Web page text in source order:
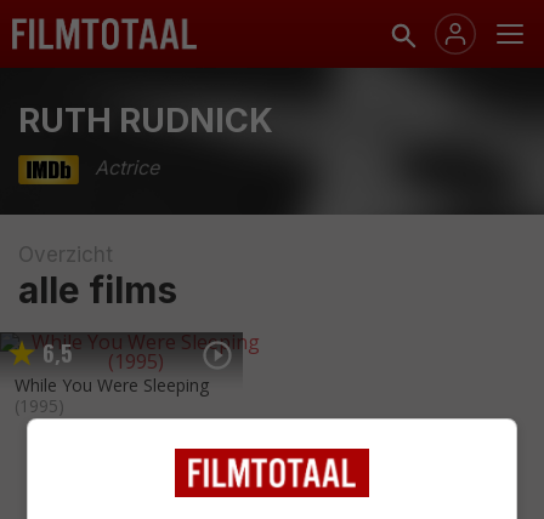
RUTH RUDNICK
Actrice
Overzicht
alle films
6,5
While You Were Sleeping
(1995)